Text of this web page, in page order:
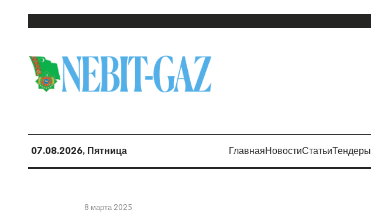
07.08.2026, Пятница ГлавнаяНовостиСтатьиТендеры
8 марта 2025